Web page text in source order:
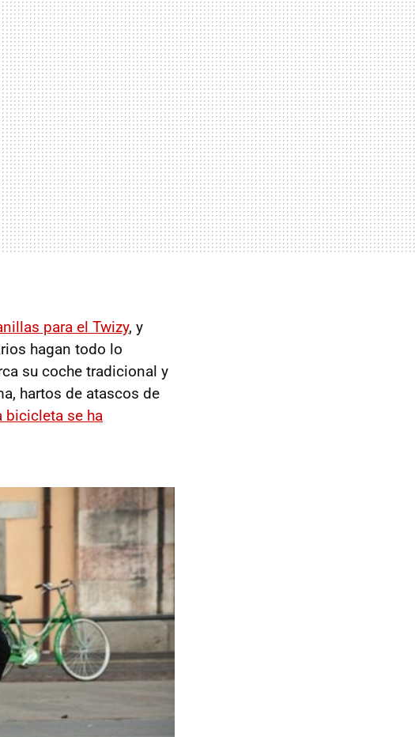
para el Twizy, y
hagan todo lo
su coche tradicional y
hartos de atascos de
bicicleta se ha